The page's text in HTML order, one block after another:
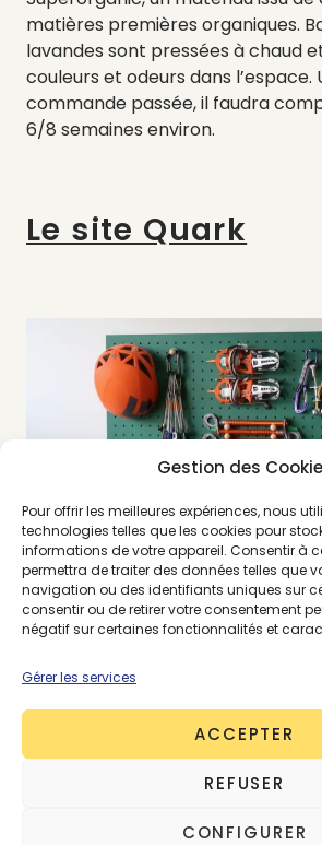
Gestion des
Pour offrir les meilleures expériences, nous
technologies telles que les cookies pour
informations de votre appareil. Consentir à
permettra de traiter des données telles que
navigation ou des identifiants uniques sur
consentir ou de retirer votre consentement
négatif sur certaines fonctionnalités et
Gérer les services
ACCEPTER
REFUSER
CONFIGURER
matières premières organiques.
lavandes sont pressées à chaud
couleurs et odeurs dans l’espace.
commande passée, il faudra
6/8 semaines environ.
Le site Quark